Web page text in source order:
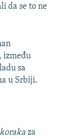
da se to ne
između
sa
u Srbiji.
za